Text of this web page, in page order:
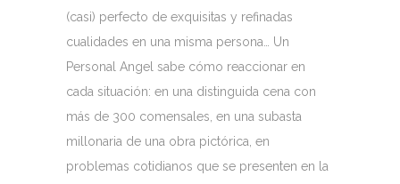
(casi) perfecto de exquisitas y refinadas
cualidades en una misma persona… Un
Personal Angel sabe cómo reaccionar en
cada situación: en una distinguida cena con
más de 300 comensales, en una subasta
millonaria de una obra pictórica, en
problemas cotidianos que se presenten en la